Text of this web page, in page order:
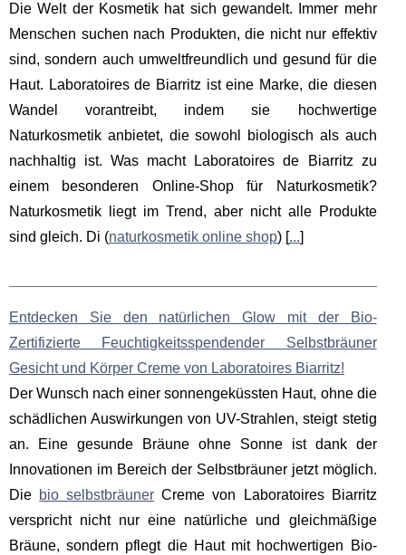
Die Welt der Kosmetik hat sich gewandelt. Immer mehr
Menschen suchen nach Produkten, die nicht nur effektiv
sind, sondern auch umweltfreundlich und gesund für die
Haut. Laboratoires de Biarritz ist eine Marke, die diesen
Wandel vorantreibt, indem sie hochwertige
Naturkosmetik anbietet, die sowohl biologisch als auch
nachhaltig ist. Was macht Laboratoires de Biarritz zu
einem besonderen Online-Shop für Naturkosmetik?
Naturkosmetik liegt im Trend, aber nicht alle Produkte
sind gleich. Di (naturkosmetik online shop) [...]
Entdecken Sie den natürlichen Glow mit der Bio-
Zertifizierte Feuchtigkeitsspendender Selbstbräuner
Gesicht und Körper Creme von Laboratoires Biarritz!
Der Wunsch nach einer sonnengeküssten Haut, ohne die
schädlichen Auswirkungen von UV-Strahlen, steigt stetig
an. Eine gesunde Bräune ohne Sonne ist dank der
Innovationen im Bereich der Selbstbräuner jetzt möglich.
Die bio selbstbräuner Creme von Laboratoires Biarritz
verspricht nicht nur eine natürliche und gleichmäßige
Bräune, sondern pflegt die Haut mit hochwertigen Bio-